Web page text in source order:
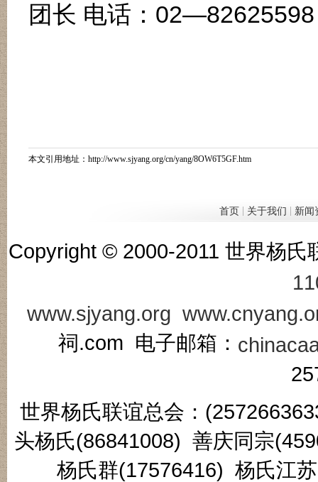
团长 电话：02—82625598
本文引用地址： http://www.sjyang.org/cn/yang/8OW6T5GF.htm
首页| 关于我们 新闻
Copyright © 2000-2011 世界杨
www.sjyang.org
祠.com 电子邮箱：
世界杨氏联谊总会：
头杨氏(86841008) 善庆同宗
杨氏群(17576416) 杨氏江